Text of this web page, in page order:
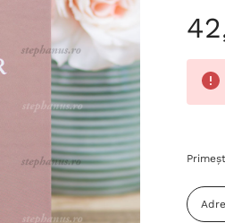
Stocul
curent